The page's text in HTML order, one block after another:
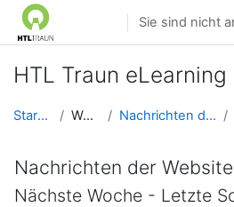
Zum Hauptinhalt
Sie sind nicht
HTL Traun eLearning
Startseite Website Nachrichten der Website
Nachrichten der Website
Nächste Woche - Letzte